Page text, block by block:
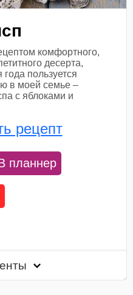
комфортного,
десерта,
пользуется
в моей семье –
с яблоками и
рецепт
планнер